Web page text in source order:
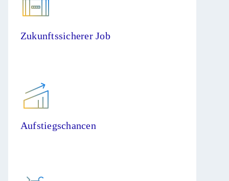
Zukunftssicherer Job
Aufstiegschancen